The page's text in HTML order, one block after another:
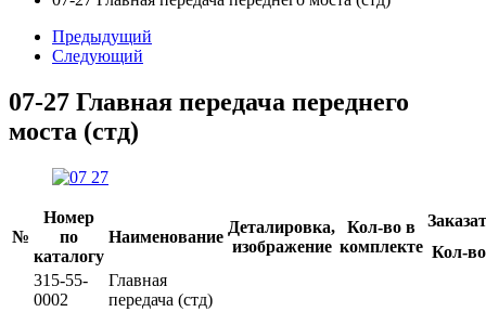
Предыдущий
Следующий
07-27 Главная передача переднего
моста (стд)
№
Номер
по
каталогу
Наименование
Деталировка,
изображение
Кол-во в
комплекте Кол-во
315-55-
0002
Главная
передача (стд)